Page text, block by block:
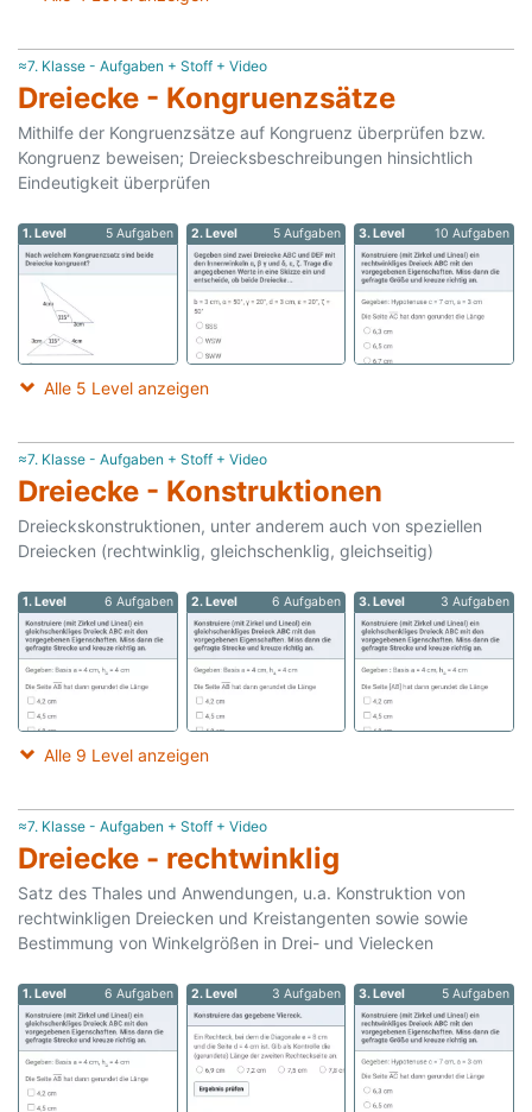
≈7. Klasse - Aufgaben + Stoff + Video
Dreiecke - Kongruenzsätze
Mithilfe der Kongruenzsätze auf Kongruenz überprüfen bzw.
Kongruenz beweisen; Dreiecksbeschreibungen hinsichtlich
Eindeutigkeit überprüfen
1. Level 5 Aufgaben 2. Level 5 Aufgaben 3. Level 10 Aufgaben
Alle 5 Level anzeigen
≈7. Klasse - Aufgaben + Stoff + Video
Dreiecke - Konstruktionen
Dreieckskonstruktionen, unter anderem auch von speziellen
Dreiecken (rechtwinklig, gleichschenklig, gleichseitig)
1. Level 6 Aufgaben 2. Level 6 Aufgaben 3. Level 3 Aufgaben
Alle 9 Level anzeigen
≈7. Klasse - Aufgaben + Stoff + Video
Dreiecke - rechtwinklig
Satz des Thales und Anwendungen, u.a. Konstruktion von
rechtwinkligen Dreiecken und Kreistangenten sowie sowie
Bestimmung von Winkelgrößen in Drei- und Vielecken
1. Level 6 Aufgaben 2. Level 3 Aufgaben 3. Level 5 Aufgaben